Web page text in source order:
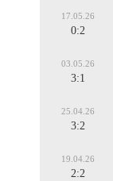
17.05.26
0:2
03.05.26
3:1
25.04.26
3:2
19.04.26
2:2